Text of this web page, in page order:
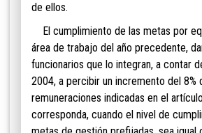
de ellos.
El cumplimiento de las metas por
área de trabajo del año precedente,
funcionarios que lo integran, a contar
2004, a percibir un incremento del 8%
remuneraciones indicadas en el
corresponda, cuando el nivel de